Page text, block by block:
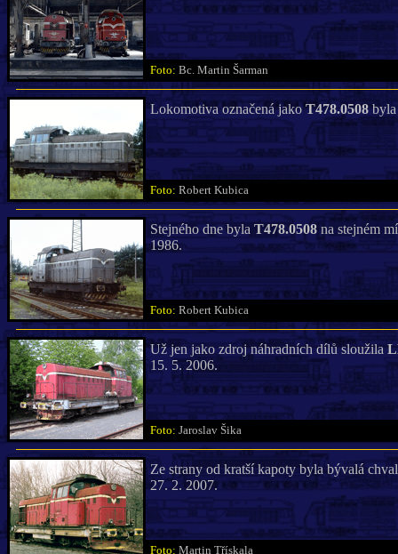
Foto: Bc. Martin Šarman
Lokomotiva označená jakoT478.0508byla
Foto: Robert Kubica
Stejného dne byla T478.0508 na stejném
1986.
Foto: Robert Kubica
Už jen jako zdroj náhradních dílů sloužila
15. 5. 2006.
Foto: Jaroslav Šika
Ze strany od kratší kapoty byla bývalá
27. 2. 2007.
Foto: Martin Třískala